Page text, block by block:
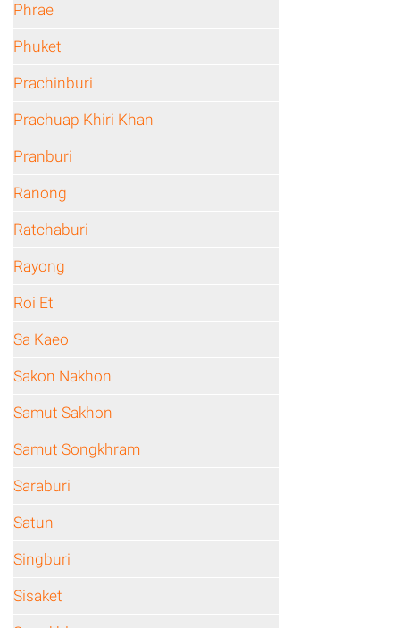
Phrae
Phuket
Prachinburi
Prachuap Khiri Khan
Pranburi
Ranong
Ratchaburi
Rayong
Roi Et
Sa Kaeo
Sakon Nakhon
Samut Sakhon
Samut Songkhram
Saraburi
Satun
Singburi
Sisaket